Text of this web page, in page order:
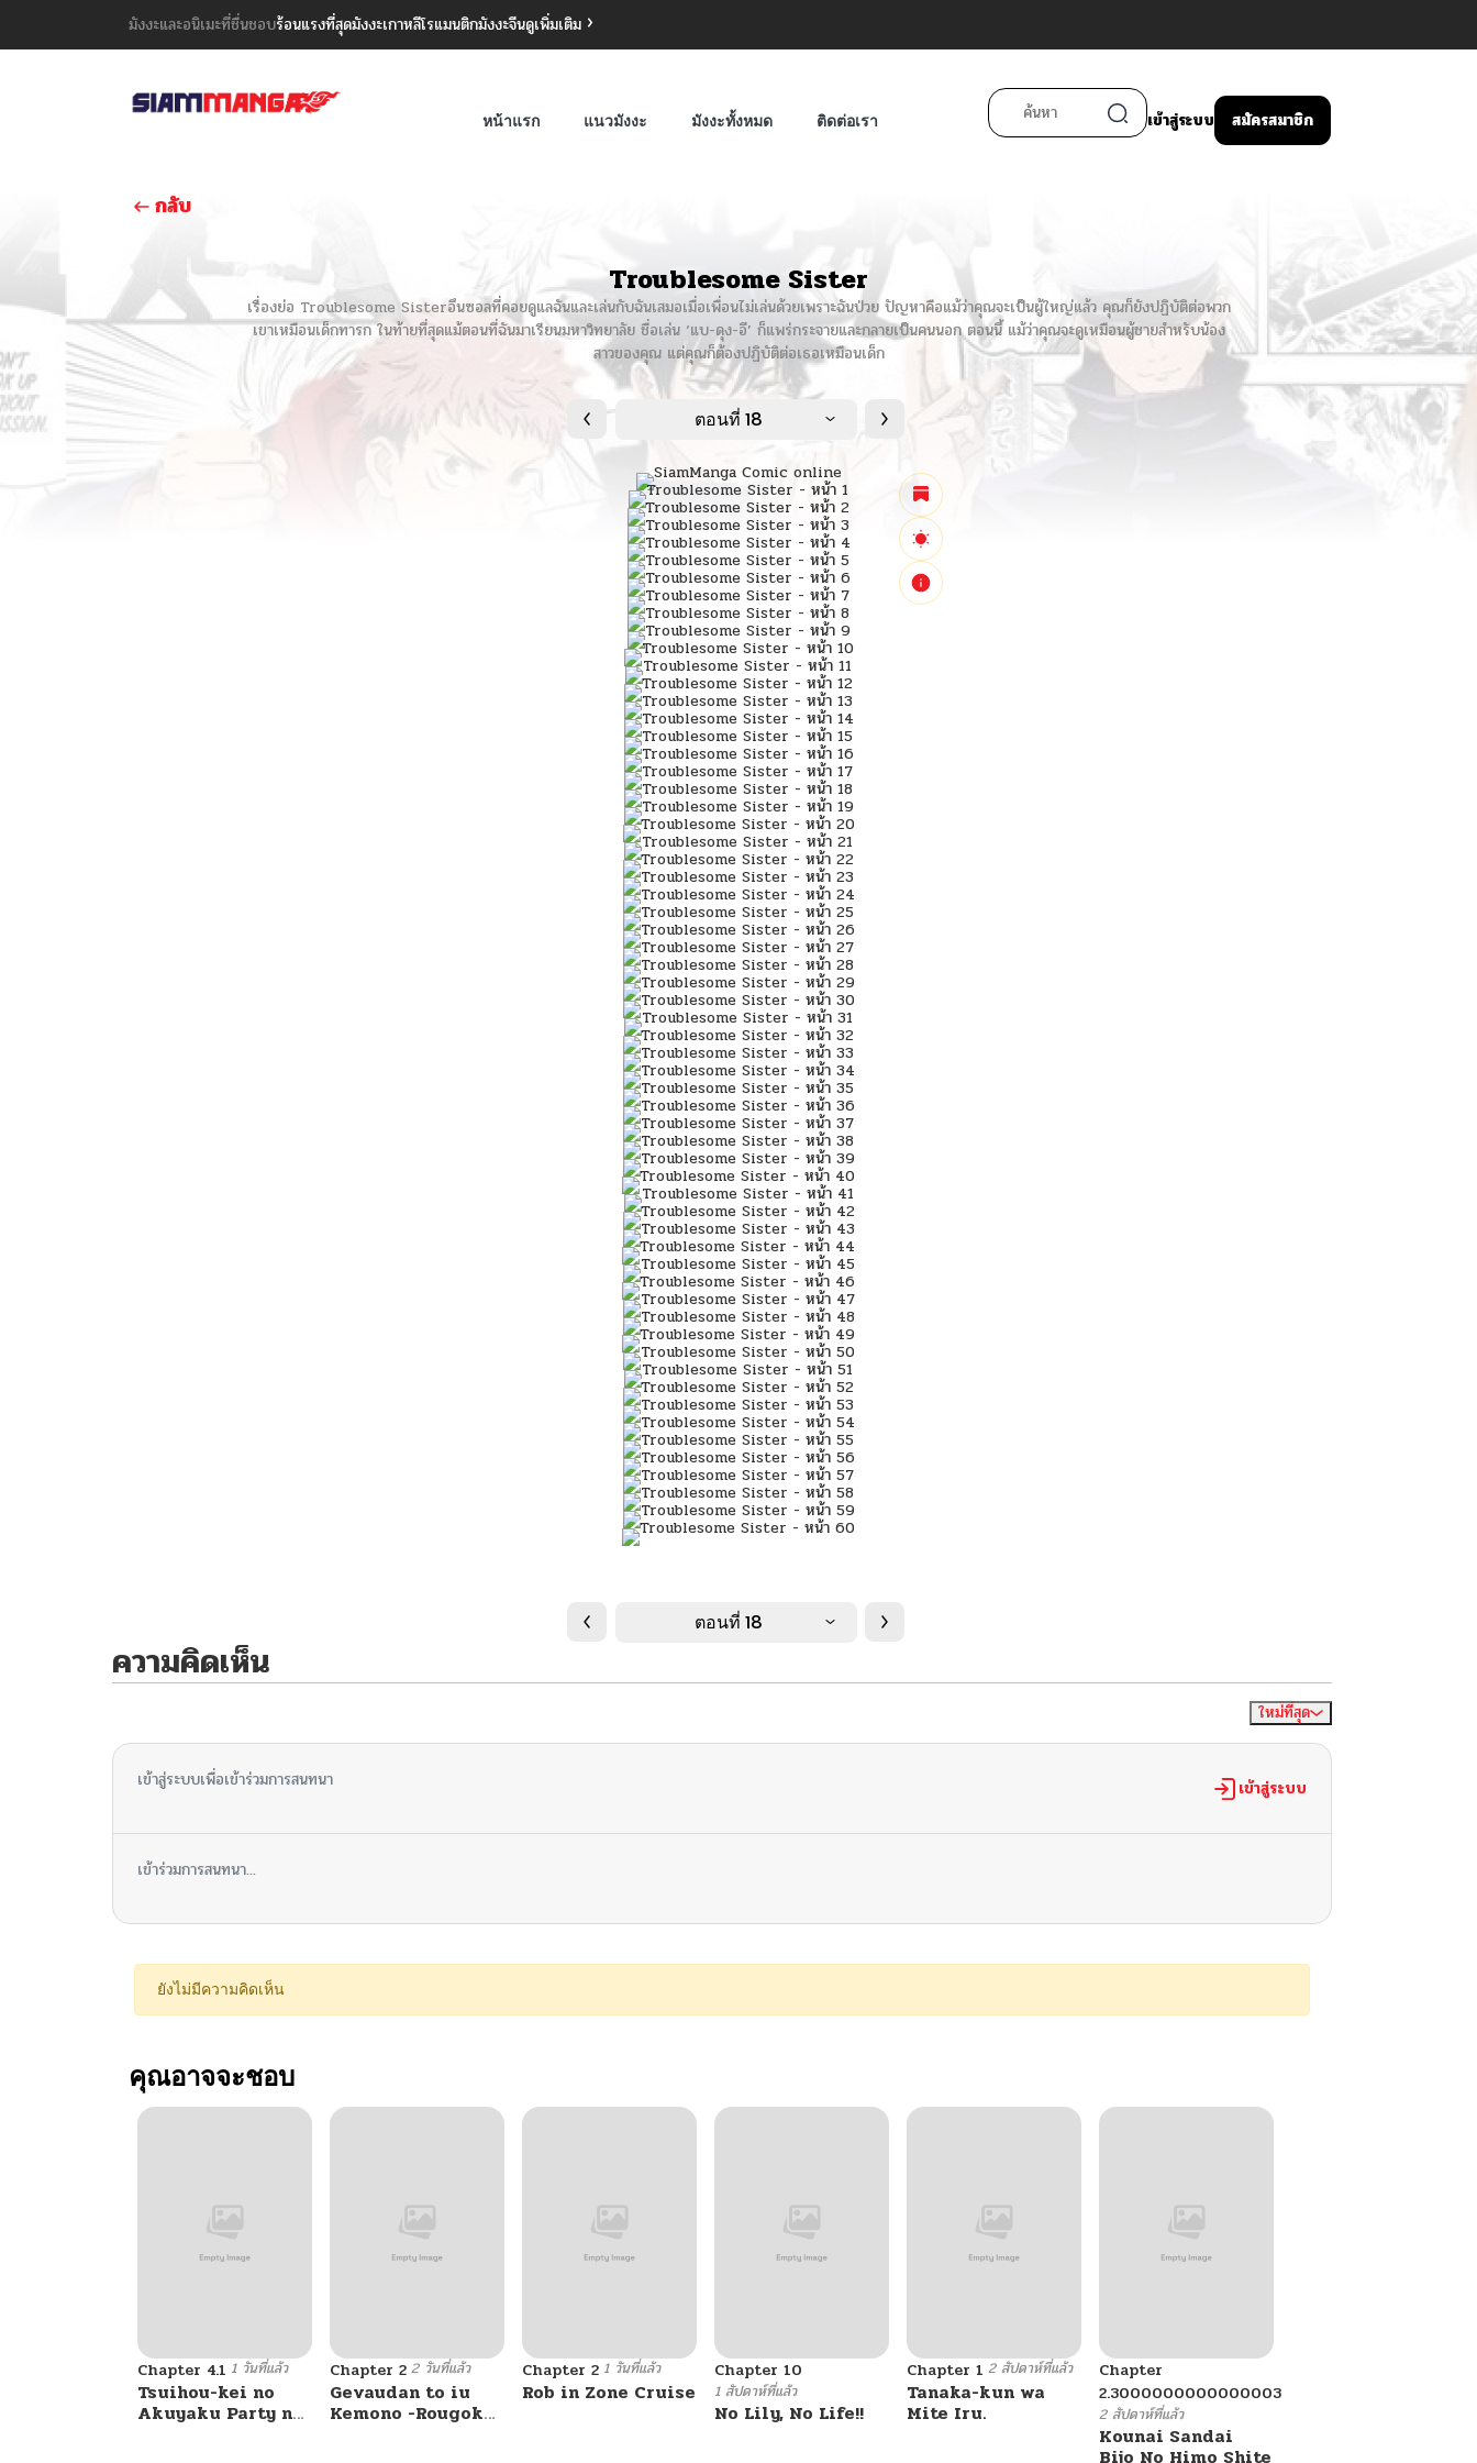
มังงะและอนิเมะที่ชื่นชอบร้อนแรงที่สุดมังงะเกาหลีโรแมนติกมังงะจีนดูเพิ่มเติม
หน้าแรก แนวมังงะ มังงะทั้งหมด ติดต่อเรา เข้าสู่ระบบ สมัครสมาชิก
กลับ
Troublesome Sister
เรื่องย่อ Troublesome Sisterอึนซอลที่คอยดูแลฉันและเล่นกับฉันเสมอเมื่อเพื่อนไม่เล่นด้วยเพราะฉันป่วย ปัญหาคือแม้ว่าคุณจะเป็นผู้ใหญ่แล้ว คุณก็ยังปฏิบัติต่อพวก
เขาเหมือนเด็กทารก ในท้ายที่สุดแม้ตอนที่ฉันมาเรียนมหาวิทยาลัย ชื่อเล่น ‘แบ-ดุง-อี’ ก็แพร่กระจายและกลายเป็นคนนอก ตอนนี้ แม้ว่าคุณจะดูเหมือนผู้ชายสำหรับน้อง
สาวของคุณ แต่คุณก็ต้องปฏิบัติต่อเธอเหมือนเด็ก
ตอนที่ 18
ตอนที่ 18
ความคิดเห็น
ใหม่ที่สุด
เข้าสู่ระบบเพื่อเข้าร่วมการสนทนา เข้าสู่ระบบ
เข้าร่วมการสนทนา...
ยังไม่มีความคิดเห็น
คุณอาจจะชอบ
Chapter 4.1 1 วันที่แล้ว
Tsuihou-kei no
Akuyaku Party no
Chapter 2 2 วันที่แล้ว
Gevaudan to iu
Kemono -Rougoku
Chapter 2 1 วันที่แล้ว
Rob in Zone Cruise
Chapter 10
1 สัปดาห์ที่แล้ว
No Lily, No Life!!
Chapter 1 2 สัปดาห์ที่แล้ว
Tanaka-kun wa
Mite Iru.
Chapter
2.3000000000000003
2 สัปดาห์ที่แล้ว
Kounai Sandai
Bijo No Himo Shite